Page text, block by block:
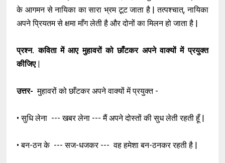
के आगमन से नायिका का सारा भ्रम टूट जाता है | तत्पश्चात्, नायिका
अपने प्रियतम से क्षमा माँग लेती है और दोनों का मिलन हो जाता है |
प्रश्न. कविता में आए मुहावरों को छाँटकर अपने वाक्यों में प्रयुक्त
कीजिए |
उत्तर- मुहावरों को छाँटकर अपने वाक्यों में प्रयुक्त -
• सुधि लेना --- खबर लेना --- मैं अपने दोस्तों की सुध लेती रहती हूँ |
• बन-ठन के --- सज-धजकर --- वह हमेशा बन-ठनकर रहती है |